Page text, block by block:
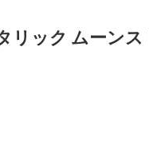
リック ムーンス